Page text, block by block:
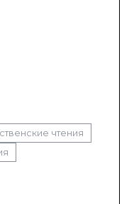
чтения